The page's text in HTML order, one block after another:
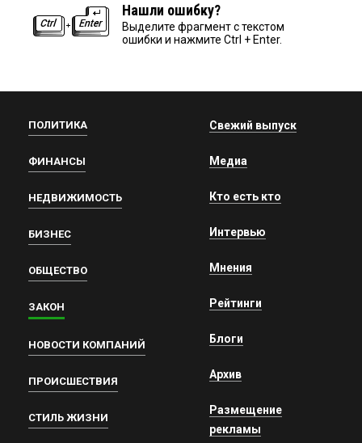
Нашли ошибку?
Выделите фрагмент с текстом
ошибки и нажмите Ctrl + Enter.
ПОЛИТИКА
ФИНАНСЫ
НЕДВИЖИМОСТЬ
БИЗНЕС
ОБЩЕСТВО
ЗАКОН
НОВОСТИ КОМПАНИЙ
ПРОИСШЕСТВИЯ
СТИЛЬ ЖИЗНИ
Свежий выпуск
Медиа
Кто есть кто
Интервью
Мнения
Рейтинги
Блоги
Архив
Размещение
рекламы